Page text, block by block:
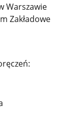
Warszawie
Zakładowe